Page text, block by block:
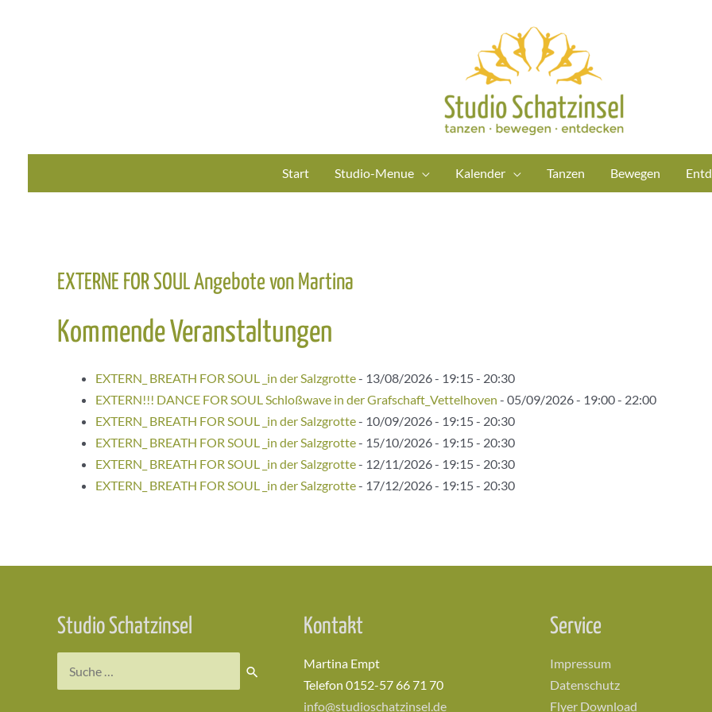
Start Studio-Menue Kalender Tanzen Bewegen
EXTERNE FOR SOUL Angebote von Martina
Kommende Veranstaltungen
EXTERN_ BREATH FOR SOUL _in der Salzgrotte- 13/08/2026 - 19:15 - 20:30
EXTERN!!! DANCE FOR SOUL Schloßwave in der Grafschaft_Vettelhoven - 05/09/2026 - 19:00 - 22:00
EXTERN_ BREATH FOR SOUL _in der Salzgrotte- 10/09/2026 - 19:15 - 20:30
EXTERN_ BREATH FOR SOUL _in der Salzgrotte- 15/10/2026 - 19:15 - 20:30
EXTERN_ BREATH FOR SOUL _in der Salzgrotte- 12/11/2026 - 19:15 - 20:30
EXTERN_ BREATH FOR SOUL _in der Salzgrotte- 17/12/2026 - 19:15 - 20:30
Studio Schatzinsel Kontakt
Martina Empt
Telefon 0152-57 66 71 70
info@studioschatzinsel.de
Service
Impressum
Datenschutz
Flyer Download